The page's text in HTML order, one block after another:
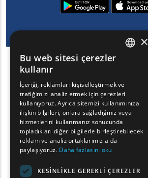
FRENCH
BULGARIAN
GERMAN
×
Bu web sitesi çerezler
kullanır
İçeriği, reklamları kişiselleştirmek ve
trafiğimizi analiz etmek için çerezleri
kullanıyoruz. Ayrıca sitemizi kullanımınıza
ilişkin bilgileri, onlara sağladığınız veya
hizmetlerini kullanmanız sonucunda
topladıkları diğer bilgilerle birleştirebilecek
reklam ve analiz ortaklarımızla da
paylaşıyoruz. Daha fazlasını oku
KESINLIKLE GEREKLI ÇEREZLER